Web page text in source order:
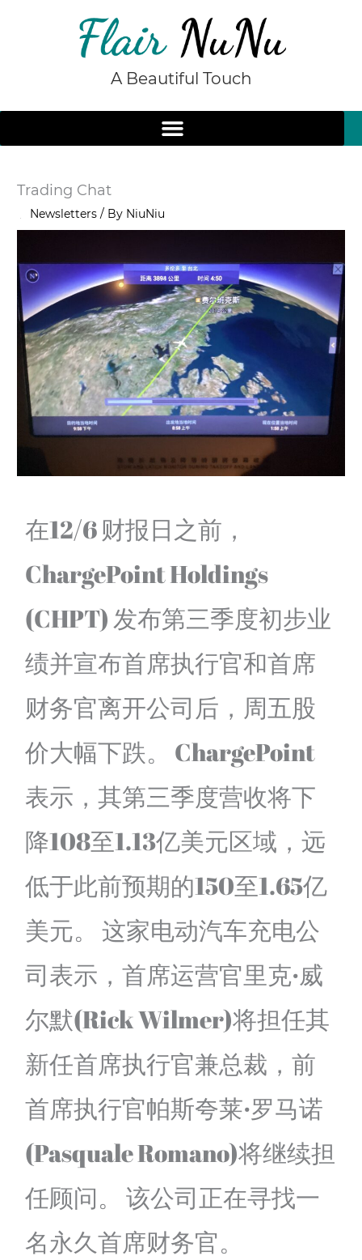
A Beautiful Touch
Trading Chat
Newsletters / By NiuNiu
在12/6 财报日之前，
ChargePoint Holdings
(CHPT) 发布第三季度初步业
绩并宣布首席执行官和首席
财务官离开公司后，周五股
价大幅下跌。 ChargePoint
表示，其第三季度营收将下
降108至1.13亿美元区域，远
低于此前预期的150至1.65亿
美元。 这家电动汽车充电公
司表示，首席运营官里克·威
尔默(Rick Wilmer)将担任其
新任首席执行官兼总裁，前
首席执行官帕斯夸莱·罗马诺
(Pasquale Romano)将继续担
任顾问。 该公司正在寻找一
名永久首席财务官。